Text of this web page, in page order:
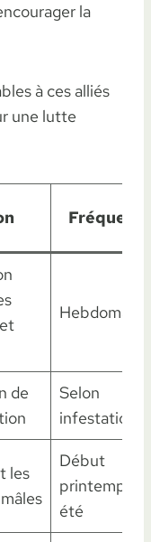
la
à ces alliés
une lutte
de
Selon
infestation
les
Début
printemps et
été